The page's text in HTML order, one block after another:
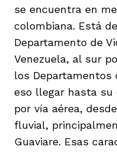
se encuentra en
colombiana. Está
Departamento de
Venezuela, al sur
los Departamentos
eso llegar hasta
por vía aérea,
fluvial,
Guaviare. Esas
2023
Baja